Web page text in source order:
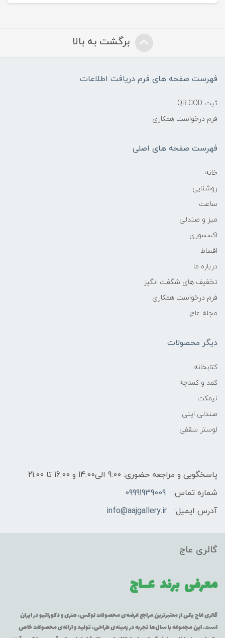
برگشت به بالا
فهرست صفحه های فرم دریافت اطلاعات
ثبت QR.COD
فرم درخواست همکاری
فهرست صفحه های اصلی
خانه
روشنایی
ساعت
میز و صندلی
اکسسوری
اقساط
درباره ما
تخفیف های شگفت انگیز
فرم درخواست همکاری
مجله عاج
دیگر محصولات
کتابخانه
کمد و کمدچه
نیمکت
صندلی اپنی
لوستر سقفی
پاسخگویی و مراجعه حضوری: 9:00 الی14:00 و 16:00 تا 21:00
شماره تماس:
09991939009
آدرس ایمیل:
info@aajgallery.ir
گالری عاج
معرفی برند عــاج
گالری عاج یکی از معتبرترین مراجع عرضه‌ی محصولات لوکس، هنری و دکوراتیو در ایران
است. این مجموعه با سال‌ها تجربه در زمینه‌ی طراحی، تولید و ارائه‌ی محصولات خاص